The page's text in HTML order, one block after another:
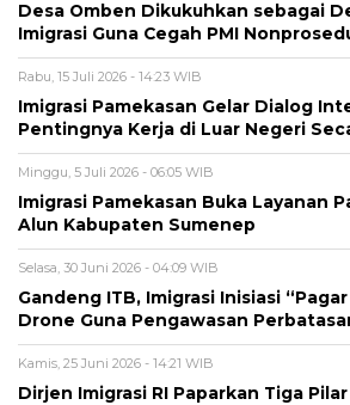
Desa Omben Dikukuhkan sebagai
Imigrasi Guna Cegah PMI
Rabu, 15 Juli 2026 - 14:23 WIB
Imigrasi Pamekasan Gelar Dialog
Pentingnya Kerja di Luar Negeri
Minggu, 5 Juli 2026 - 06:05 WIB
Imigrasi Pamekasan Buka Layanan
Alun Kabupaten Sumenep
Selasa, 30 Juni 2026 - 04:09 WIB
Gandeng ITB, Imigrasi Inisiasi
Drone Guna Pengawasan
Kamis, 25 Juni 2026 - 14:21 WIB
Dirjen Imigrasi RI Paparkan Tiga Pilar